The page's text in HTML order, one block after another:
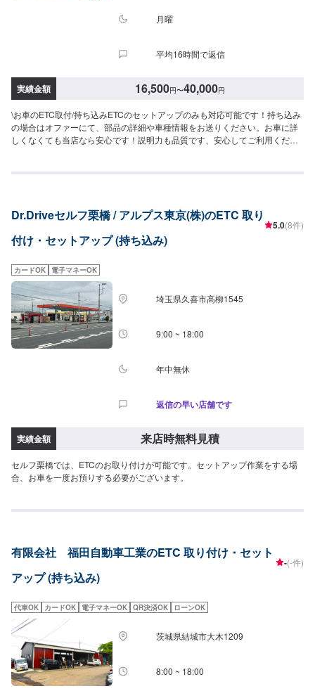
月曜
平均16時間で返信
実績金額 16,500円〜40,000円
\お車のETC取付/持ち込みETCのセットアップのみも対応可能です！持ち込み
の場合はオファーにて、部品の詳細や車種情報をお送りください。お車に詳
しくなくても当店なら安心です！説明力も品質です、安心してご利用くださ
車：ASK持込取付対応可能。セットアップのみは3,300円～技術料は5,500円
も可能ですので、ご希望の方はその旨をオファー詳細にてお伝えください。
他店購入車の対応も、輸入車の対応も、クルマの購入もいろいろ、説明力も
対応力も！1969年に創業して以来、50年以上この地でお店を営業させていた
成長をさせて頂きました。これからもお客様に笑顔を届けられるよう、新し
いお店のオープンも進んでおります。
Dr.Driveセルフ栗橋 / アルプス東京(株)のETC 取り
付け・セットアップ (持ち込み)
5.0(8件)
カードOK 電子マネーOK
埼玉県久喜市高柳1545
9:00 ~ 18:00
年中無休
返信の早い店舗です
実績金額 来店時無料見積
セルフ栗橋では、ETCのお取り付けが可能です。セットアップ作業をする場
合、お車を一度お預りする必要がございます。
有限会社 福田自動車工業のETC 取り付け・セット
アップ (持ち込み)
-(-件)
代車OK カードOK 電子マネーOK QR決済OK ローンOK
茨城県結城市大木1209
8:00 ~ 18:00